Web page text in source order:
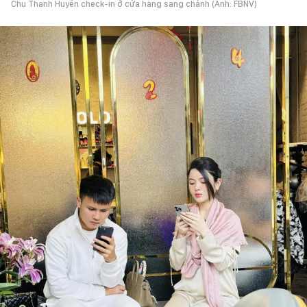
Chu Thanh Huyền check-in ở cửa hàng sang chảnh (Ảnh: FBNV)